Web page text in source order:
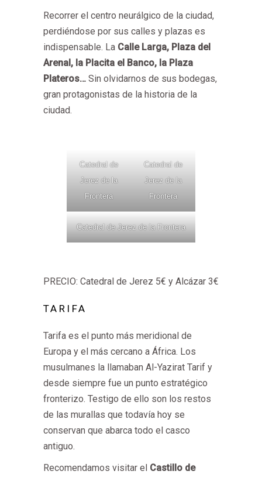
Recorrer el centro neurálgico de la ciudad,
perdiéndose por sus calles y plazas es
indispensable. La Calle Larga, Plaza del
Arenal, la Placita el Banco, la Plaza
Plateros… Sin olvidarnos de sus bodegas,
gran protagonistas de la historia de la
ciudad.
Catedral de
Jerez de la
Frontera
Catedral de
Jerez de la
Frontera
Catedral de Jerez de la Frontera
PRECIO: Catedral de Jerez 5€ y Alcázar 3€
TARIFA
Tarifa es el punto más meridional de
Europa y el más cercano a África. Los
musulmanes la llamaban Al-Yazirat Tarif y
desde siempre fue un punto estratégico
fronterizo. Testigo de ello son los restos
de las murallas que todavía hoy se
conservan que abarca todo el casco
antiguo.
Recomendamos visitar el Castillo de